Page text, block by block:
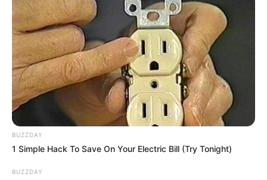
BUZZDAY
1 Simple Hack To Save On Your Electric Bill (Try Tonight)
BUZZDAY